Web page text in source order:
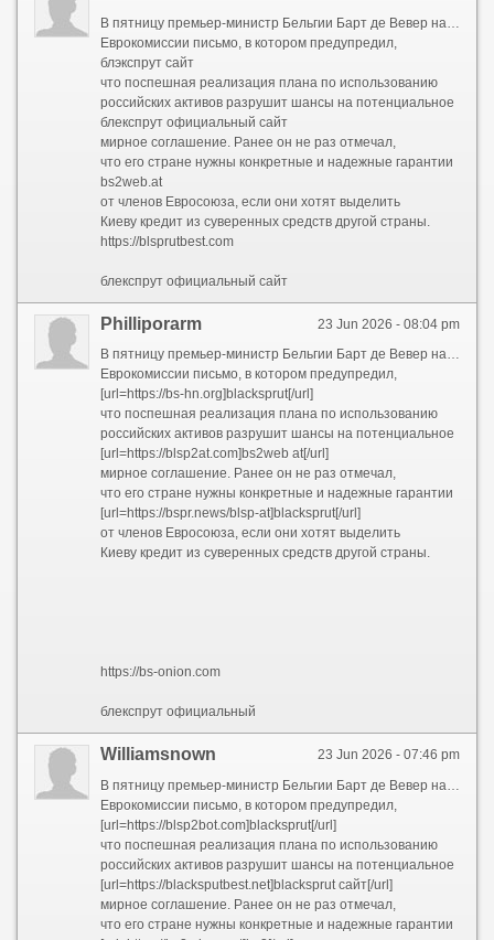
Еврокомиссии письмо, в котором предупредил,
блэкспрут сайт
что поспешная реализация плана по использованию
российских активов разрушит шансы на потенциальное
блекспрут официальный сайт
мирное соглашение. Ранее он не раз отмечал,
что его стране нужны конкретные и надежные гарантии
bs2web.at
от членов Евросоюза, если они хотят выделить
Киеву кредит из суверенных средств другой страны.
https://blsprutbest.com
блекспрут официальный сайт
23 Jun 2026 - 08:04 pm
Philliporarm
В пятницу премьер-министр Бельгии Барт де Вевер направил
Еврокомиссии письмо, в котором предупредил,
[url=https://bs-hn.org]blacksprut[/url]
что поспешная реализация плана по использованию
российских активов разрушит шансы на потенциальное
[url=https://blsp2at.com]bs2web at[/url]
мирное соглашение. Ранее он не раз отмечал,
что его стране нужны конкретные и надежные гарантии
[url=https://bspr.news/blsp-at]blacksprut[/url]
от членов Евросоюза, если они хотят выделить
Киеву кредит из суверенных средств другой страны.
https://bs-onion.com
блекспрут официальный
23 Jun 2026 - 07:46 pm
Williamsnown
В пятницу премьер-министр Бельгии Барт де Вевер направил
Еврокомиссии письмо, в котором предупредил,
[url=https://blsp2bot.com]blacksprut[/url]
что поспешная реализация плана по использованию
российских активов разрушит шансы на потенциальное
[url=https://blacksputbest.net]blacksprut сайт[/url]
мирное соглашение. Ранее он не раз отмечал,
что его стране нужны конкретные и надежные гарантии